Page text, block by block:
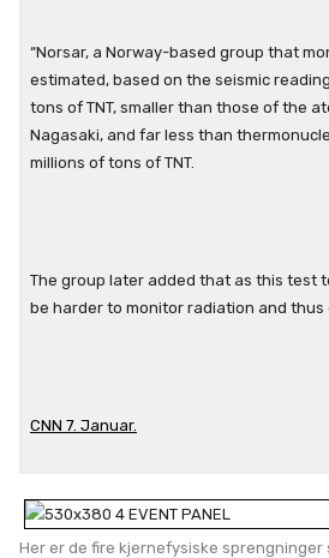
“Norsar, a Norway-based group that
estimated, based on the seismic
tons of TNT, smaller than those of the
Nagasaki, and far less than
millions of tons of TNT.
The group later added that as this test
be harder to monitor radiation and
CNN 7. Januar.
Her er de fire kjernefysiske